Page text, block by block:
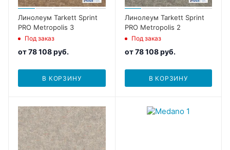
Линолеум Tarkett Sprint
PRO Metropolis 3
Под заказ
от78 108 руб.
В КОРЗИНУ
Линолеум Tarkett Sprint
PRO Metropolis 2
Под заказ
от78 108 руб.
В КОРЗИНУ